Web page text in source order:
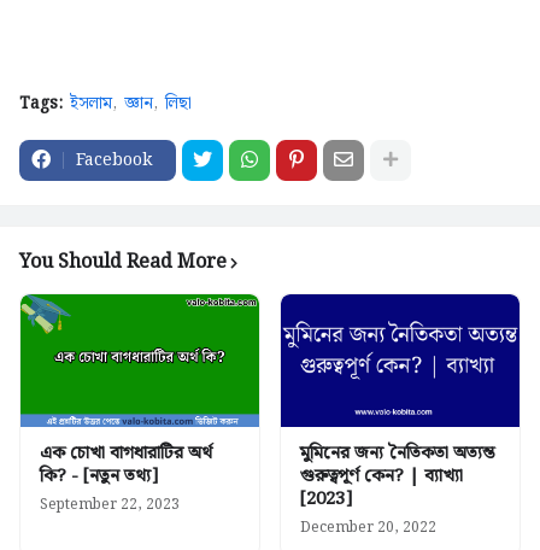
Tags: ইসলাম জ্ঞান লিছা
Facebook
You Should Read More
এক চোখা বাগধারাটির অর্থ
কি? - [নতুন তথ্য]
September 22, 2023
মুমিনের জন্য নৈতিকতা অত্যন্ত
গুরুত্বপূর্ণ কেন? | ব্যাখ্যা
[2023]
December 20, 2022